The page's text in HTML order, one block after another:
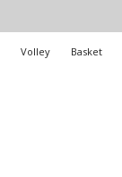
Volley Basket